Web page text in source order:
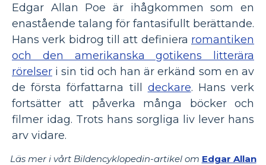
Edgar Allan Poe är ihågkommen som en
enastående talang för fantasifullt berättande.
Hans verk bidrog till att definiera romantiken
och den amerikanska gotikens litterära
rörelser i sin tid och han är erkänd som en av
de första författarna till deckare. Hans verk
fortsätter att påverka många böcker och
filmer idag. Trots hans sorgliga liv lever hans
arv vidare.
Läs mer i vårt Bildencyklopedin-artikel om Edgar Allan